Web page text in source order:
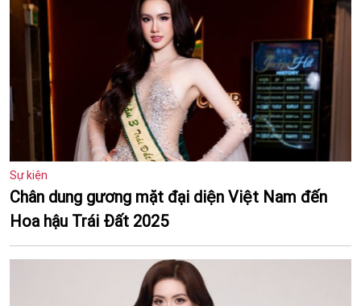
Sự kiện
Chân dung gương mặt đại diện Việt Nam đến
Hoa hậu Trái Đất 2025